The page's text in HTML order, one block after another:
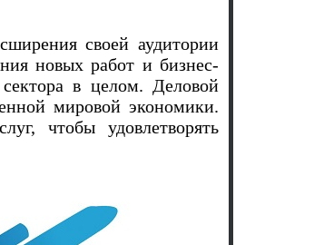
своей аудитории
новых работ и бизнес-
в целом. Деловой
мировой экономики.
чтобы удовлетворять